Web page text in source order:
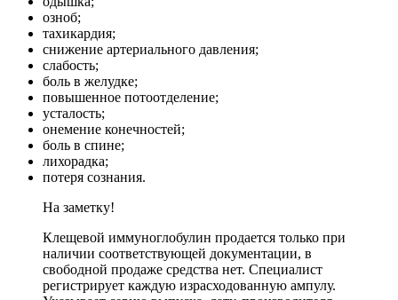
озноб;
тахикардия;
снижение артериального давления;
слабость;
боль в желудке;
повышенное потоотделение;
усталость;
онемение конечностей;
боль в спине;
лихорадка;
потеря сознания.
На заметку!
Клещевой иммуноглобулин продается только при
наличии соответствующей документации, в
свободной продаже средства нет. Специалист
регистрирует каждую израсходованную ампулу.